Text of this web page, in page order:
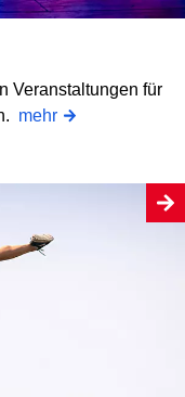
Veranstaltungen für
mehr